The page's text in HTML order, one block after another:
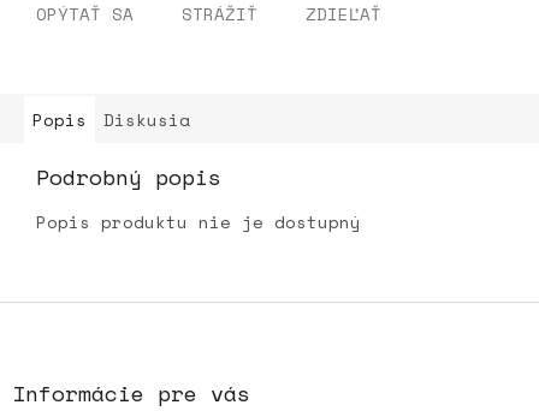
OPÝTAŤ SA STRÁŽIŤ ZDIEĽAŤ
Popis Diskusia
Podrobný popis
Popis produktu nie je dostupný
Z
Informácie pre vás